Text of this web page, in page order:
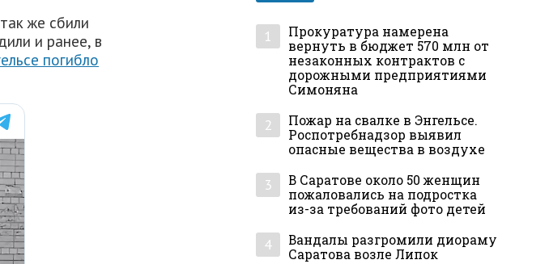
же сбили
и ранее, в
погибло
1
Прокуратура намерена
вернуть в бюджет 570 млн от
незаконных контрактов с
дорожными предприятиями
Симоняна
2
Пожар на свалке в Энгельсе.
Роспотребнадзор выявил
опасные вещества в воздухе
3
В Саратове около 50 женщин
пожаловались на подростка
из-за требований фото детей
4
Вандалы разгромили диораму
Саратова возле Липок